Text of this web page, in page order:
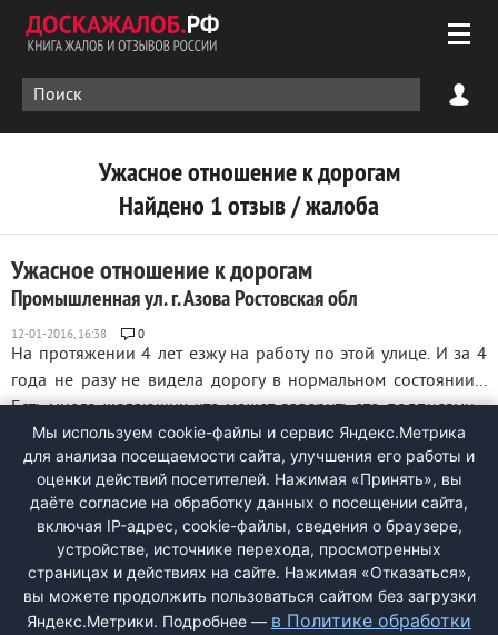
Ужасное отношение к дорогам
Найдено 1 отзыв / жалоба
Ужасное отношение к дорогам
Промышленная ул. г. Азова Ростовская обл
0
На протяжении 4 лет езжу на работу по этой улице. И за 4
года не разу не видела дорогу в нормальном состоянии...
Есть много желающих кто может заверить это подписями...
обычные рабочие люди, которые вместе со мной попадают
в ужасные ямы... Это не возможно уже терпеть!!! Да дорогу
там срезали... Но ...
ДОБАВИТЬ ЖАЛОБУ
Мы используем cookie-файлы и сервис Яндекс.Метрика
для анализа посещаемости сайта, улучшения его работы и
оценки действий посетителей. Нажимая «Принять», вы
даёте согласие на обработку данных о посещении сайта,
включая IP-адрес, cookie-файлы, сведения о браузере,
устройстве, источнике перехода, просмотренных
страницах и действиях на сайте. Нажимая «Отказаться»,
вы можете продолжить пользоваться сайтом без загрузки
Яндекс.Метрики. Подробнее — в Политике обработки